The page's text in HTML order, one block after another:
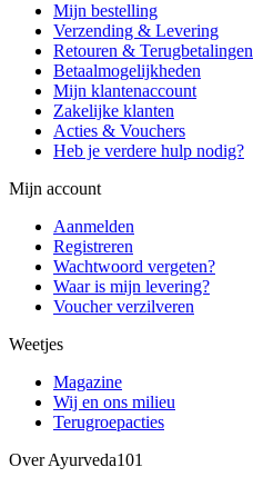
Mijn bestelling
Verzending & Levering
Retouren & Terugbetalingen
Betaalmogelijkheden
Mijn klantenaccount
Zakelijke klanten
Acties & Vouchers
Heb je verdere hulp nodig?
Mijn account
Aanmelden
Registreren
Wachtwoord vergeten?
Waar is mijn levering?
Voucher verzilveren
Weetjes
Magazine
Wij en ons milieu
Terugroepacties
Over Ayurveda101